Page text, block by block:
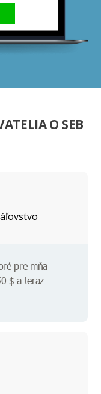
O SEB
pre mňa
$ a teraz